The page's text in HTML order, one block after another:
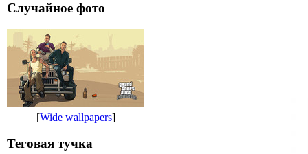
Случайное фото
[Wide wallpapers]
Теговая тучка